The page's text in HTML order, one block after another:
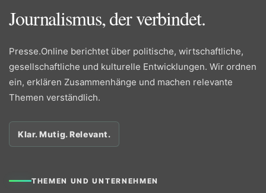
Journalismus, der verbindet.
Presse.Online berichtet über politische, wirtschaftliche,
gesellschaftliche und kulturelle Entwicklungen. Wir ordnen
ein, erklären Zusammenhänge und machen relevante
Themen verständlich.
Klar. Mutig. Relevant.
THEMEN UND UNTERNEHMEN